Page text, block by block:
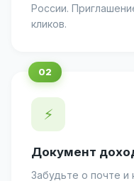
России.
кликов.
⚡
Документ
Забудьте о почте и